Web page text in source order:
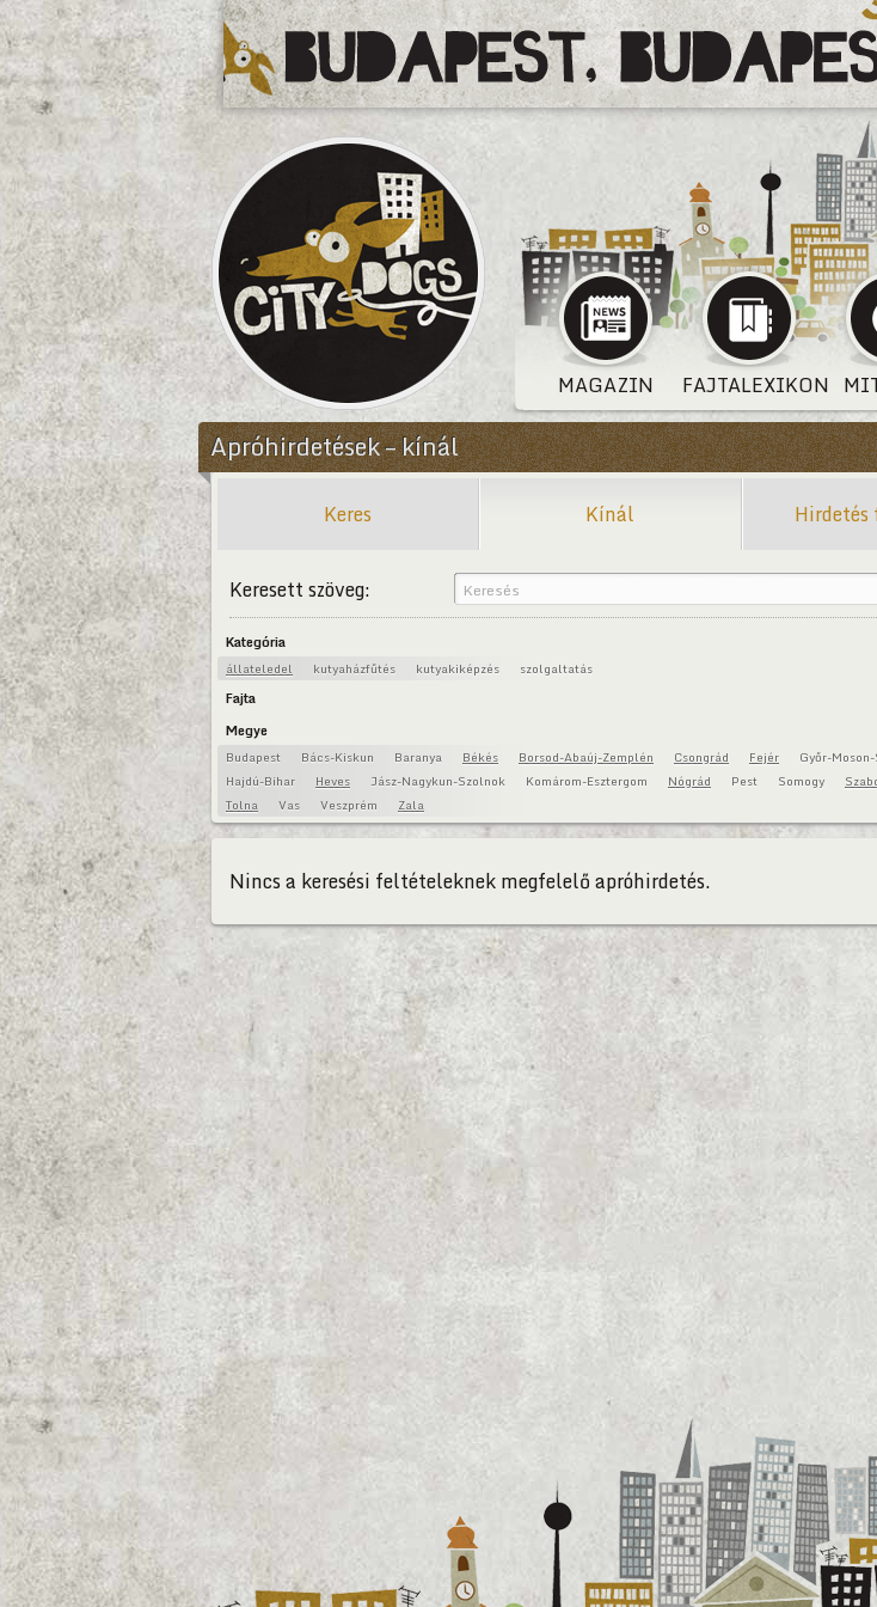
CityDogs
MAGAZIN FAJTALEXIKON
Apróhirdetések – kínál
Keres Kínál Hirdetés
Keresett szöveg:
Kategória
állateledel kutyaházfűtés kutyakiképzés szolgaltatás
Fajta
Megye
Budapest Bács-Kiskun Baranya Békés Borsod-Abaúj-Zemplén Csongrád Fejér
Győr-
Hajdú-Bihar
Heves Jász-Nagykun-Szolnok Komárom-Esztergom Nógrád Pest Somogy
Tolna
Vas Veszprém Zala
Nincs a keresési feltételeknek megfelelő apróhirdetés.